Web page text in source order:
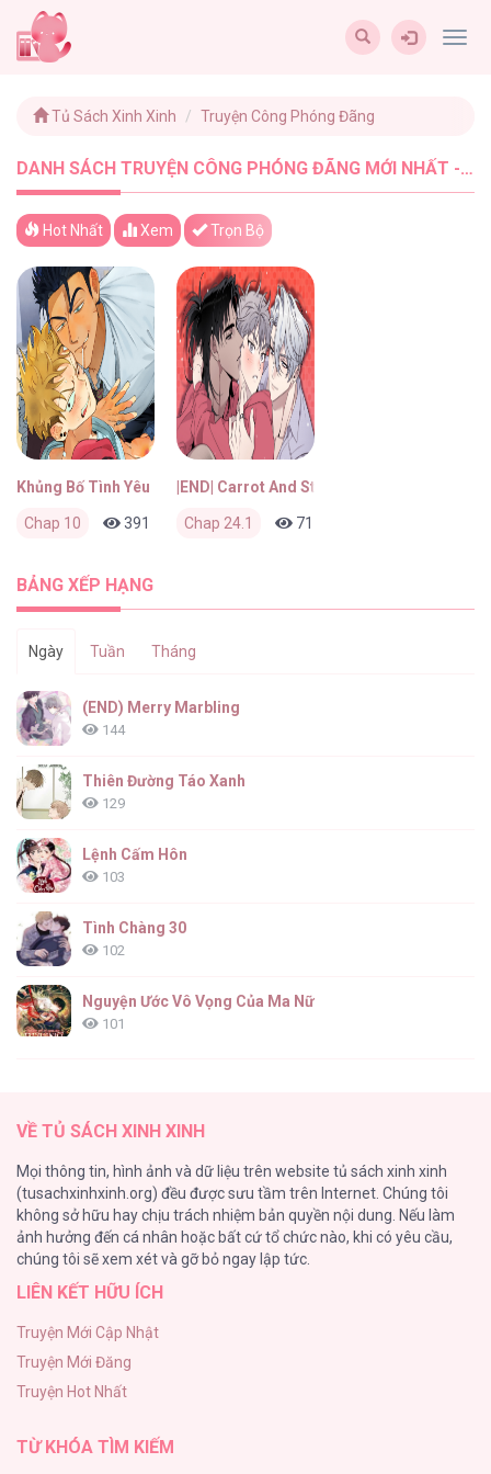
Tủ Sách Xinh Xinh Truyện Công Phóng Đãng
DANH SÁCH TRUYỆN CÔNG PHÓNG ĐÃNG MỚI NHẤT - TUSACHXINHXINH (2)
Hot Nhất Xem Trọn Bộ
Khủng Bố Tình Yêu Thanh Thuần
Chap 10 391 1 1 tuần trước
|END| Carrot And Stick
Chap 24.1 717
BẢNG XẾP HẠNG
Ngày Tuần Tháng
(END) Merry Marbling
144
Thiên Đường Táo Xanh
129
Lệnh Cấm Hôn
103
Tình Chàng 30
102
Nguyện Ước Vô Vọng Của Ma Nữ
101
95
Búp Măng Hư Và Đối Tác Hoàn Hảo
86
A Nào, Ngậm Thìa Vàng Nhé?
Liveta
72
VỀ TỦ SÁCH XINH XINH
Mọi thông tin, hình ảnh và dữ liệu trên website tủ sách xinh xinh
(tusachxinhxinh.org) đều được sưu tầm trên Internet. Chúng tôi
không sở hữu hay chịu trách nhiệm bản quyền nội dung. Nếu làm
ảnh hưởng đến cá nhân hoặc bất cứ tổ chức nào, khi có yêu cầu,
chúng tôi sẽ xem xét và gỡ bỏ ngay lập tức.
LIÊN KẾT HỮU ÍCH
Truyện Mới Cập Nhật
Truyện Mới Đăng
Truyện Hot Nhất
TỪ KHÓA TÌM KIẾM